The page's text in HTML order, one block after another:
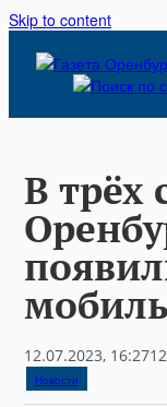
Skip to content
В трёх
12.07.2023, 16:27
Новости